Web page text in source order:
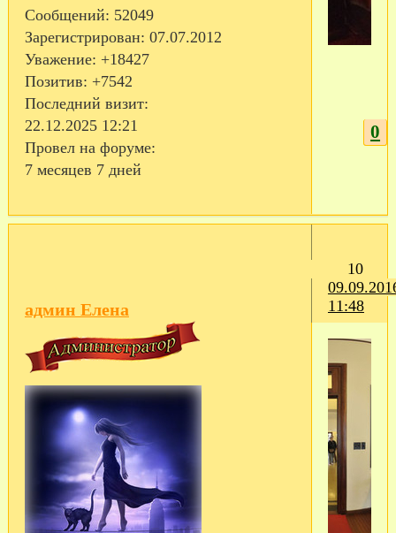
Сообщений: 52049
Зарегистрирован: 07.07.2012
Уважение: +18427
Позитив: +7542
Последний визит:
22.12.2025 12:21
Провел на форуме:
7 месяцев 7 дней
0
10
11:48
админ Елена